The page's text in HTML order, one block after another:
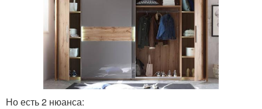
Но есть 2 нюанса: